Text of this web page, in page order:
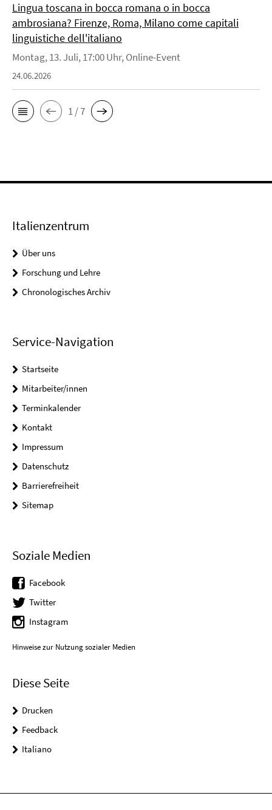
Lingua toscana in bocca romana o in bocca
ambrosiana? Firenze, Roma, Milano come capitali
linguistiche dell'italiano
Montag, 13. Juli, 17:00 Uhr, Online-Event
24.06.2026
1 / 7
Italienzentrum
Über uns
Forschung und Lehre
Chronologisches Archiv
Service-Navigation
Startseite
Mitarbeiter/innen
Terminkalender
Kontakt
Impressum
Datenschutz
Barrierefreiheit
Sitemap
Soziale Medien
Facebook
Twitter
Instagram
Hinweise zur Nutzung sozialer Medien
Diese Seite
Drucken
Feedback
Italiano